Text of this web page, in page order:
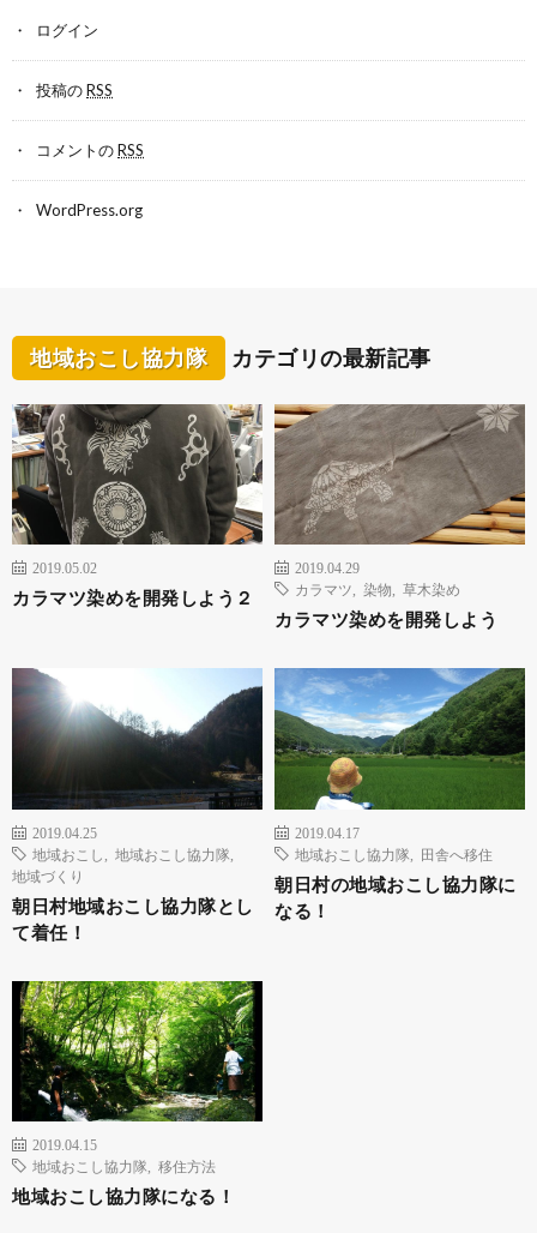
ログイン
投稿のRSS
コメントのRSS
WordPress.org
地域おこし協力隊 カテゴリの最新記事
2019.05.02
カラマツ染めを開発しよう２
2019.04.29
カラマツ
染物 草木染め
カラマツ染めを開発しよう
2019.04.25
地域おこし
地域おこし協力隊
地域づくり
朝日村地域おこし協力隊とし
て着任！
2019.04.17
地域おこし協力隊
田舎へ移住
朝日村の地域おこし協力隊に
なる！
2019.04.15
地域おこし協力隊
移住方法
地域おこし協力隊になる！